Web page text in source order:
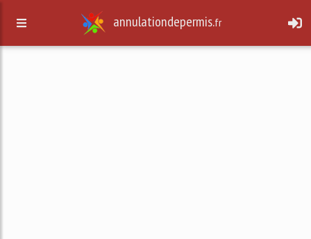
annulationdepermis.fr